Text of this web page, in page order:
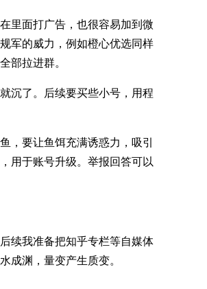
里面打广告，也很容易加到微
军的威力，例如橙心优选同样
部拉进群。
沉了。后续要买些小号，用程
，要让鱼饵充满诱惑力，吸引
用于账号升级。举报回答可以
续我准备把知乎专栏等自媒体
成渊，量变产生质变。